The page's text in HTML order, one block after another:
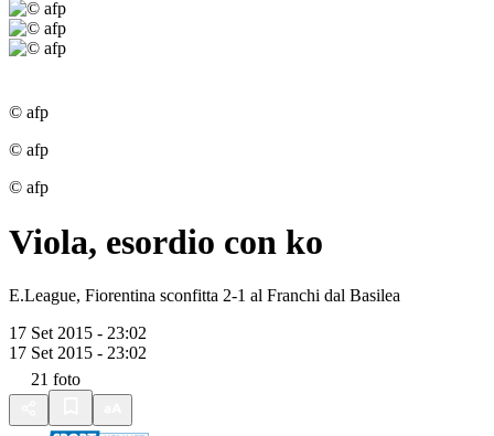
© afp
© afp
© afp
Viola, esordio con ko
E.League, Fiorentina sconfitta 2-1 al Franchi dal Basilea
17 Set 2015 - 23:02
17 Set 2015 - 23:02
21 foto